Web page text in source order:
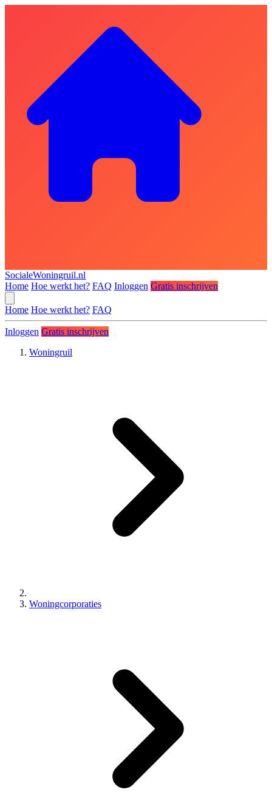
SocialeWoningruil.nl
Home Hoe werkt het? FAQ Inloggen Gratis inschrijven
Home Hoe werkt het? FAQ
Inloggen Gratis inschrijven
Woningruil
Woningcorporaties